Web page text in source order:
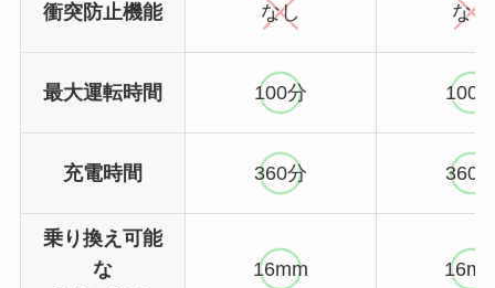
衝突防止機能 なし なし
最大運転時間 100分 100
充電時間 360分 360
乗り換え可能
な
16mm